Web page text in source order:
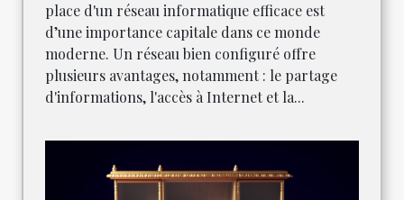
place d'un réseau informatique efficace est
d’une importance capitale dans ce monde
moderne. Un réseau bien configuré offre
plusieurs avantages, notamment : le partage
d'informations, l'accès à Internet et la...